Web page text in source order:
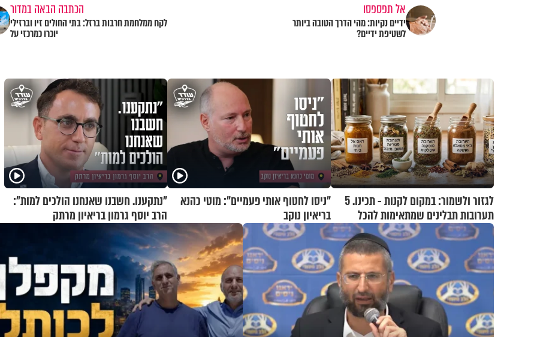
אל תפספסו
ידיים נקיות: מהי הדרך הטובה ביותר
לשטיפת ידיים?
הכתבה הבאה במדור
לקח ממלחמת חרבות ברזל: בתי החולים זיו וברזילי
יוכרו כמרכזי על
לגזור ולשמור: במקום לקנות - תכינו. 5
תערובות תבלינים שמתאימות להכל
"ניסו לחטוף אותי פעמיים": מוטי כהנא
בריאיון נוקב
"נתקענו. חשבנו שאנחנו הולכים למות":
הרב יוסף גרמון בריאיון מרתק